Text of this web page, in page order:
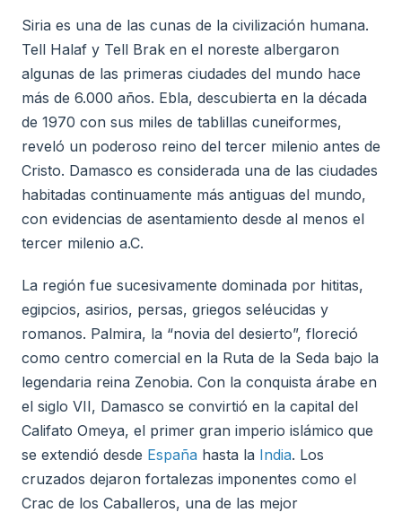
Siria es una de las cunas de la civilización humana.
Tell Halaf y Tell Brak en el noreste albergaron
algunas de las primeras ciudades del mundo hace
más de 6.000 años. Ebla, descubierta en la década
de 1970 con sus miles de tablillas cuneiformes,
reveló un poderoso reino del tercer milenio antes de
Cristo. Damasco es considerada una de las ciudades
habitadas continuamente más antiguas del mundo,
con evidencias de asentamiento desde al menos el
tercer milenio a.C.
La región fue sucesivamente dominada por hititas,
egipcios, asirios, persas, griegos seléucidas y
romanos. Palmira, la “novia del desierto”, floreció
como centro comercial en la Ruta de la Seda bajo la
legendaria reina Zenobia. Con la conquista árabe en
el siglo VII, Damasco se convirtió en la capital del
Califato Omeya, el primer gran imperio islámico que
se extendió desde España hasta la India. Los
cruzados dejaron fortalezas imponentes como el
Crac de los Caballeros, una de las mejor